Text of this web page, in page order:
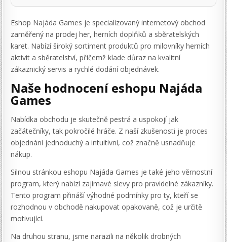
Eshop Najáda Games je specializovaný internetový obchod
zaměřený na prodej her, herních doplňků a sběratelských
karet. Nabízí široký sortiment produktů pro milovníky herních
aktivit a sběratelství, přičemž klade důraz na kvalitní
zákaznický servis a rychlé dodání objednávek.
Naše hodnocení eshopu Najáda
Games
Nabídka obchodu je skutečně pestrá a uspokojí jak
začátečníky, tak pokročilé hráče. Z naší zkušenosti je proces
objednání jednoduchý a intuitivní, což značně usnadňuje
nákup.
Silnou stránkou eshopu Najáda Games je také jeho věrnostní
program, který nabízí zajímavé slevy pro pravidelné zákazníky.
Tento program přináší výhodné podmínky pro ty, kteří se
rozhodnou v obchodě nakupovat opakovaně, což je určitě
motivující.
Na druhou stranu, jsme narazili na několik drobných